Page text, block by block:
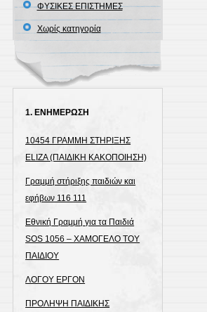
ΦΥΣΙΚΕΣ ΕΠΙΣΤΗΜΕΣ
Χωρίς κατηγορία
1. ΕΝΗΜΕΡΩΣΗ
10454 ΓΡΑΜΜΗ ΣΤΗΡΙΞΗΣ
ELIZA (ΠΑΙΔΙΚΗ ΚΑΚΟΠΟΙΗΣΗ)
Γραμμή στήριξης παιδιών και
εφήβων 116 111
Εθνική Γραμμή για τα Παιδιά
SOS 1056 – ΧΑΜΟΓΕΛΟ ΤΟΥ
ΠΑΙΔΙΟΥ
ΛΟΓΟΥ ΕΡΓΟΝ
ΠΡΟΛΗΨΗ ΠΑΙΔΙΚΗΣ